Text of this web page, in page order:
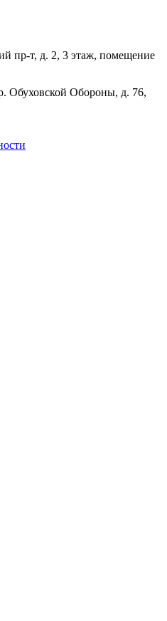
пр-т, д. 2, 3 этаж, помещение
Обуховской Обороны, д. 76,